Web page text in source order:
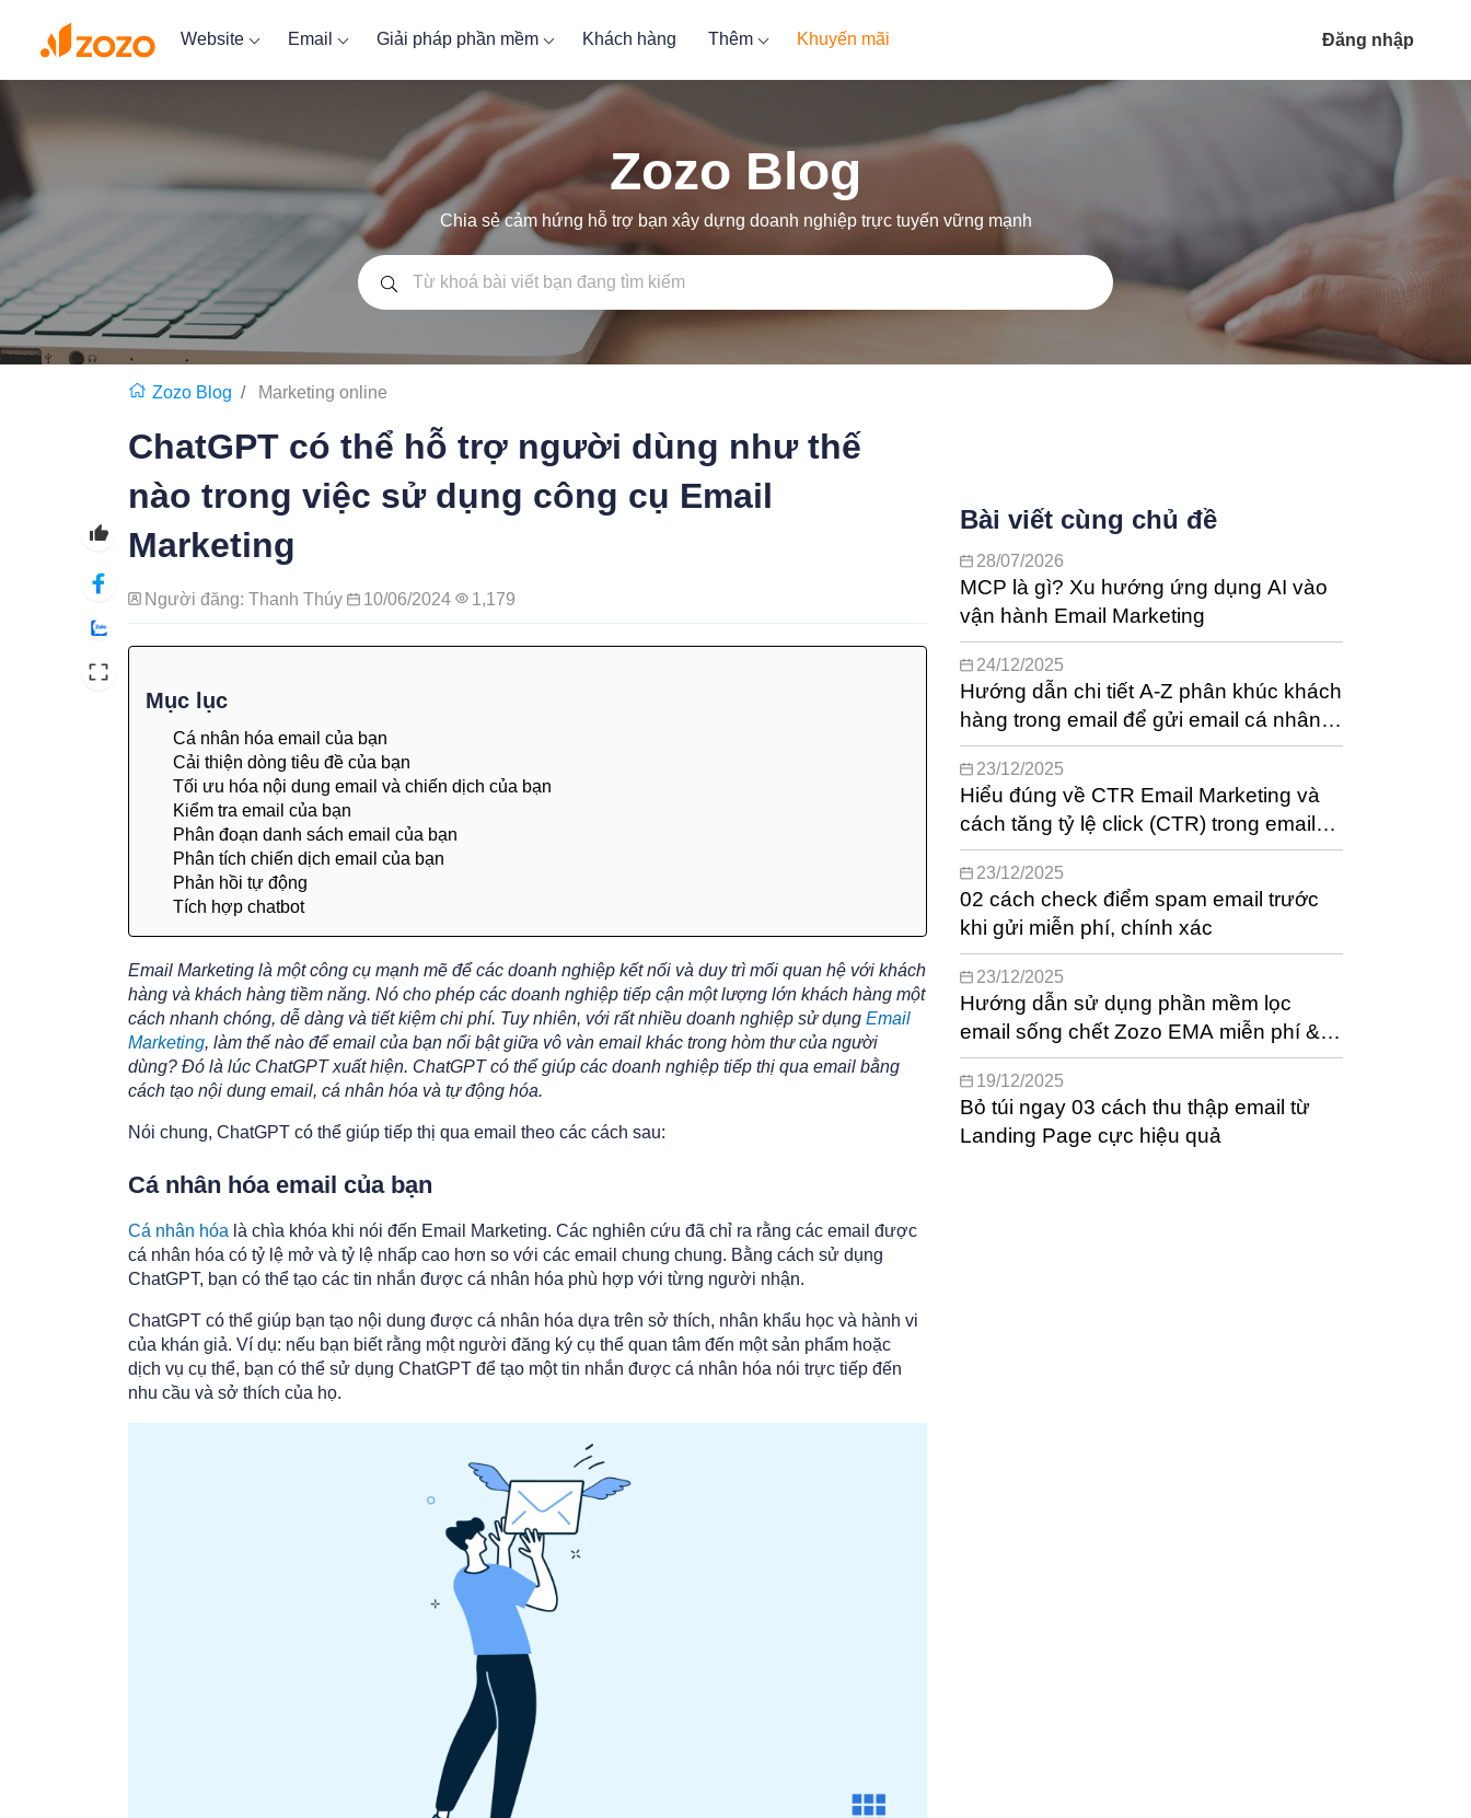
Website Email Giải pháp phần mềm Khách hàng Thêm Khuyến mãi Đăng nhập
Zozo Blog
Chia sẻ cảm hứng hỗ trợ bạn xây dựng doanh nghiệp trực tuyến vững mạnh
Zozo Blog Marketing online
ChatGPT có thể hỗ trợ người dùng như thế
nào trong việc sử dụng công cụ Email
Marketing
Người đăng: Thanh Thúy 10/06/2024 1,179
Mục lục
Cá nhân hóa email của bạn
Cải thiện dòng tiêu đề của bạn
Tối ưu hóa nội dung email và chiến dịch của bạn
Kiểm tra email của bạn
Phân đoạn danh sách email của bạn
Phân tích chiến dịch email của bạn
Phản hồi tự động
Tích hợp chatbot
Email Marketing là một công cụ mạnh mẽ để các doanh nghiệp kết nối và duy trì mối quan hệ với khách
hàng và khách hàng tiềm năng. Nó cho phép các doanh nghiệp tiếp cận một lượng lớn khách hàng một
cách nhanh chóng, dễ dàng và tiết kiệm chi phí. Tuy nhiên, với rất nhiều doanh nghiệp sử dụng Email
Marketing, làm thế nào để email của bạn nổi bật giữa vô vàn email khác trong hòm thư của người
dùng? Đó là lúc ChatGPT xuất hiện. ChatGPT có thể giúp các doanh nghiệp tiếp thị qua email bằng
cách tạo nội dung email, cá nhân hóa và tự động hóa.
Nói chung, ChatGPT có thể giúp tiếp thị qua email theo các cách sau:
Cá nhân hóa email của bạn
Cá nhân hóa là chìa khóa khi nói đến Email Marketing. Các nghiên cứu đã chỉ ra rằng các email được
cá nhân hóa có tỷ lệ mở và tỷ lệ nhấp cao hơn so với các email chung chung. Bằng cách sử dụng
ChatGPT, bạn có thể tạo các tin nhắn được cá nhân hóa phù hợp với từng người nhận.
ChatGPT có thể giúp bạn tạo nội dung được cá nhân hóa dựa trên sở thích, nhân khẩu học và hành vi
của khán giả. Ví dụ: nếu bạn biết rằng một người đăng ký cụ thể quan tâm đến một sản phẩm hoặc
dịch vụ cụ thể, bạn có thể sử dụng ChatGPT để tạo một tin nhắn được cá nhân hóa nói trực tiếp đến
nhu cầu và sở thích của họ.
Bài viết cùng chủ đề
28/07/2026
MCP là gì? Xu hướng ứng dụng AI vào
vận hành Email Marketing
24/12/2025
Hướng dẫn chi tiết A-Z phân khúc khách
hàng trong email để gửi email cá nhân
hóa
23/12/2025
Hiểu đúng về CTR Email Marketing và
cách tăng tỷ lệ click (CTR) trong email
hiệu quả
23/12/2025
02 cách check điểm spam email trước
khi gửi miễn phí, chính xác
23/12/2025
Hướng dẫn sử dụng phần mềm lọc
email sống chết Zozo EMA miễn phí &
hiệu quả
19/12/2025
Bỏ túi ngay 03 cách thu thập email từ
Landing Page cực hiệu quả